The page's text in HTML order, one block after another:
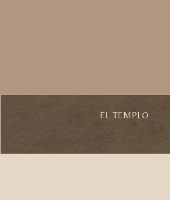
EL TEMPLO